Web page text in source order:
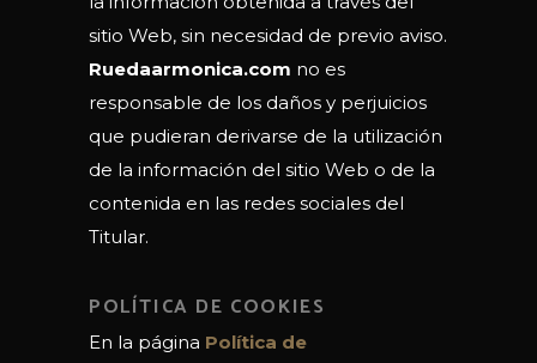
sitio Web, sin necesidad de previo aviso.
Ruedaarmonica.com no es
responsable de los daños y perjuicios
que pudieran derivarse de la utilización
de la información del sitio Web o de la
contenida en las redes sociales del
Titular.
POLÍTICA DE COOKIES
En la página Política de